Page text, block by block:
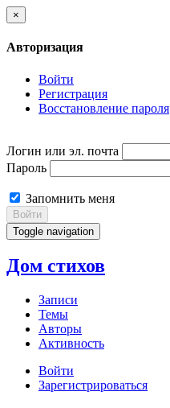
×
Авторизация
Войти
Регистрация
Восстановление пароля
Логин или эл. почта
Пароль
Запомнить меня
Войти
Toggle navigation
Дом стихов
Записи
Темы
Авторы
Активность
Войти
Зарегистрироваться